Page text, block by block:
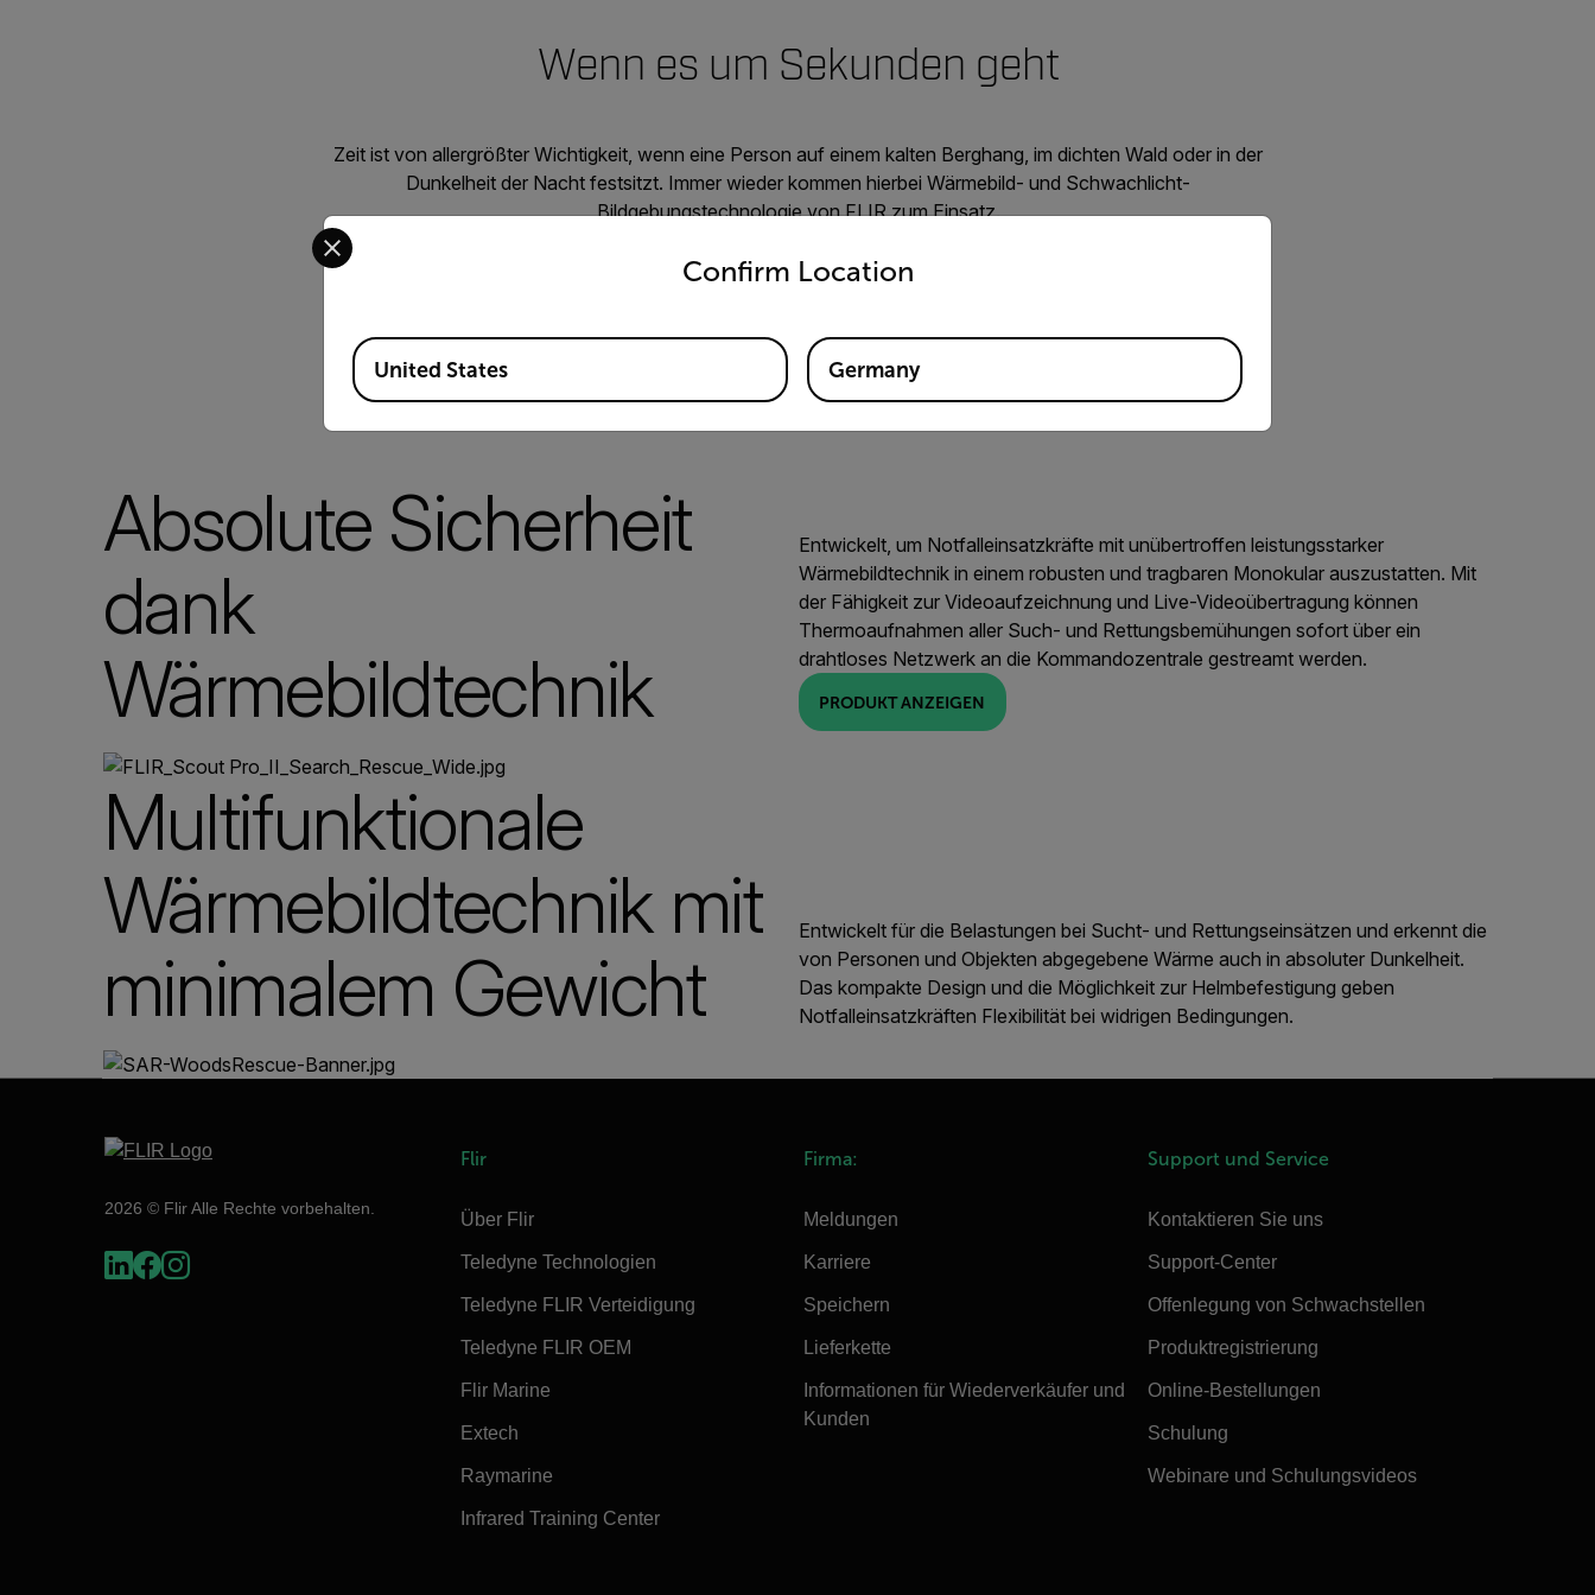
Wenn es um Sekunden geht
Zeit ist von allergrößter Wichtigkeit, wenn eine Person auf einem kalten Berghang, im dichten Wald oder in der
Dunkelheit der Nacht festsitzt. Immer wieder kommen hierbei Wärmebild- und Schwachlicht-
Bildgebungstechnologie von FLIR zum Einsatz.
Ob es nun darum geht, die Umgebung von einem Hubschrauber mit kardanischer Aufhängung oder einem
unserer unbemannten Flugsysteme zu erkunden, Wärmesignaturen mit einem unbemannten Bodenroboter von
Elektrooptik-Lösungen von FLIR helfen, Menschen in Not wieder in Sicherheit zu bringen.
Absolute Sicherheit
dank
Wärmebildtechnik
Entwickelt, um Notfalleinsatzkräfte mit unübertroffen leistungsstarker
Wärmebildtechnik in einem robusten und tragbaren Monokular auszustatten. Mit
der Fähigkeit zur Videoaufzeichnung und Live-Videoübertragung können
Thermoaufnahmen aller Such- und Rettungsbemühungen sofort über ein
drahtloses Netzwerk an die Kommandozentrale gestreamt werden.
PRODUKT ANZEIGEN
Multifunktionale
Wärmebildtechnik mit
minimalem Gewicht
Entwickelt für die Belastungen bei Sucht- und Rettungseinsätzen und erkennt die
von Personen und Objekten abgegebene Wärme auch in absoluter Dunkelheit.
Das kompakte Design und die Möglichkeit zur Helmbefestigung geben
Notfalleinsatzkräften Flexibilität bei widrigen Bedingungen.
2026 © Flir Alle Rechte vorbehalten.
Flir
Über Flir
Teledyne Technologien
Teledyne FLIR Verteidigung
Teledyne FLIR OEM
Flir Marine
Extech
Raymarine
Infrared Training Center
Firma:
Meldungen
Karriere
Speichern
Lieferkette
Informationen für Wiederverkäufer und
Kunden
Support und Service
Kontaktieren Sie uns
Support-Center
Offenlegung von Schwachstellen
Produktregistrierung
Online-Bestellungen
Schulung
Webinare und Schulungsvideos
Confirm Location
Select your preferred country and language from the options below to access the appropriate version of our website.
Available Locations
United States Germany